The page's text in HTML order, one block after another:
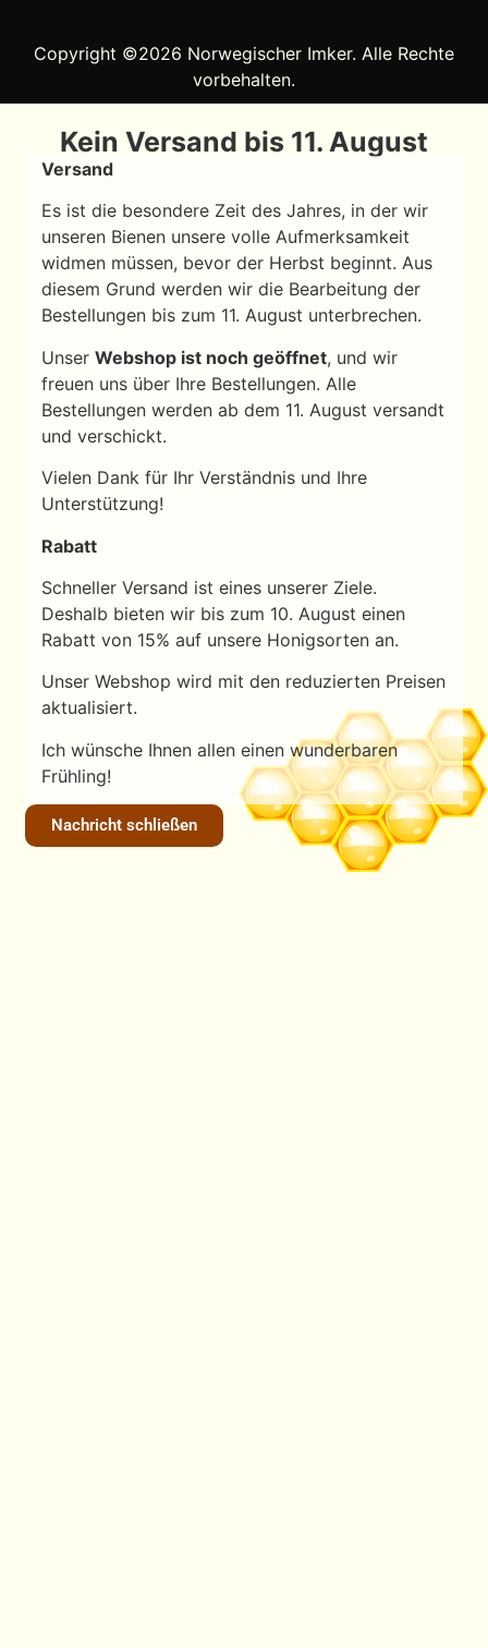
Copyright ©2026 Norwegischer Imker. Alle Rechte
vorbehalten.
Kein Versand bis 11. August
Versand
Es ist die besondere Zeit des Jahres, in der wir
unseren Bienen unsere volle Aufmerksamkeit
widmen müssen, bevor der Herbst beginnt. Aus
diesem Grund werden wir die Bearbeitung der
Bestellungen bis zum 11. August unterbrechen.
Unser Webshop ist noch geöffnet, und wir
freuen uns über Ihre Bestellungen. Alle
Bestellungen werden ab dem 11. August versandt
und verschickt.
Vielen Dank für Ihr Verständnis und Ihre
Unterstützung!
Rabatt
Schneller Versand ist eines unserer Ziele.
Deshalb bieten wir bis zum 10. August einen
Rabatt von 15% auf unsere Honigsorten an.
Unser Webshop wird mit den reduzierten Preisen
aktualisiert.
Ich wünsche Ihnen allen einen wunderbaren
Frühling!
Nachricht schließen